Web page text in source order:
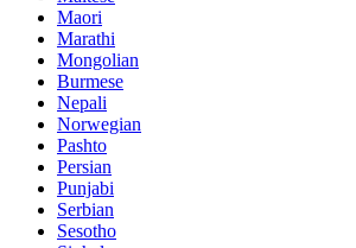
Maori
Marathi
Mongolian
Burmese
Nepali
Norwegian
Pashto
Persian
Punjabi
Serbian
Sesotho